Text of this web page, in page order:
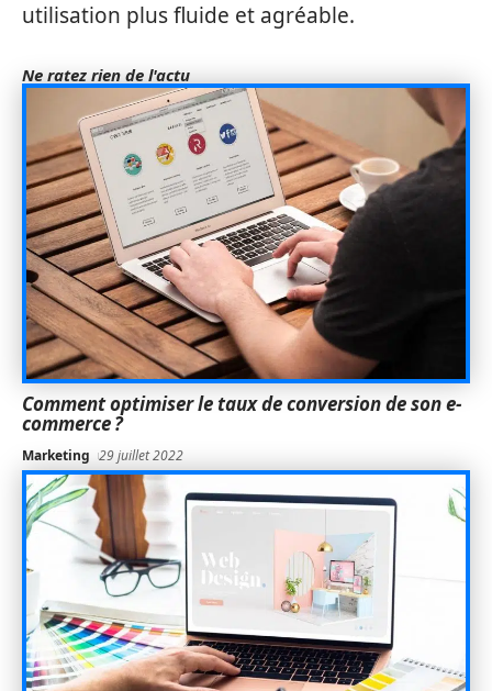
utilisation plus fluide et agréable.
Ne ratez rien de l'actu
Comment optimiser le taux de conversion de son e-
commerce ?
Marketing 29 juillet 2022